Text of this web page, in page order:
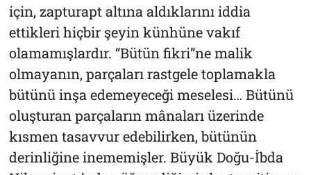
için, zapturapt altına aldıklarını iddia
ettikleri hiçbir şeyin künhüne vakıf
olamamışlardır. “Bütün fikri”ne malik
olmayanın, parçaları rastgele toplamakla
bütünü inşa edemeyeceği meselesi… Bütünü
oluşturan parçaların mânaları üzerinde
kısmen tasavvur edebilirken, bütünün
derinliğine inememişler. Büyük Doğu-İbda